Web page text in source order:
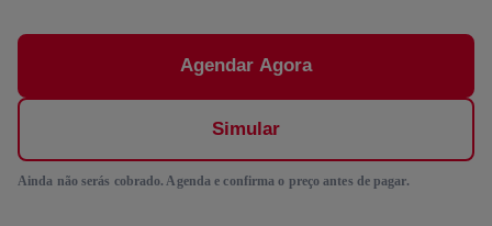
Agendar Agora
Simular
Ainda não serás cobrado. Agenda e confirma o preço antes de pagar.